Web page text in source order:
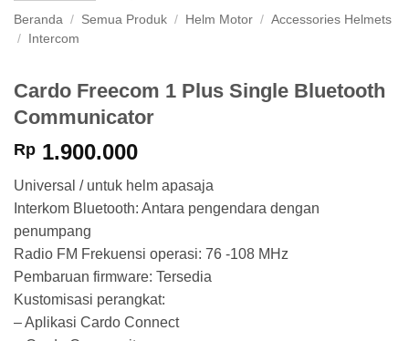
Beranda / Semua Produk / Helm Motor / Accessories Helmets
/
Intercom
Cardo Freecom 1 Plus Single Bluetooth
Communicator
Rp 1.900.000
Universal / untuk helm apasaja
Interkom Bluetooth: Antara pengendara dengan
penumpang
Radio FM Frekuensi operasi: 76 -108 MHz
Pembaruan firmware: Tersedia
Kustomisasi perangkat:
– Aplikasi Cardo Connect